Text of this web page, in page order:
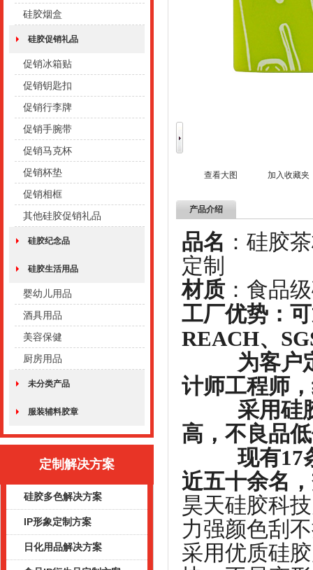
硅胶烟盒
硅胶促销礼品
促销冰箱贴
促销钥匙扣
促销行李牌
促销手腕带
促销马克杯
促销杯垫
促销相框
其他硅胶促销礼品
硅胶纪念品
硅胶生活用品
婴幼儿用品
酒具用品
美容保健
厨房用品
未分类产品
服装辅料胶章
定制解决方案
硅胶多色解决方案
IP形象定制方案
日化用品解决方案
查看大图 加入收藏夹
产品介绍
品名 ：
定制
材质 ：
工厂优势：
REACH、
为客户定
计师工程师
采用硅
高，不良品
现有17
近五十余名
昊天硅胶科
力强颜色刮
采用优质硅